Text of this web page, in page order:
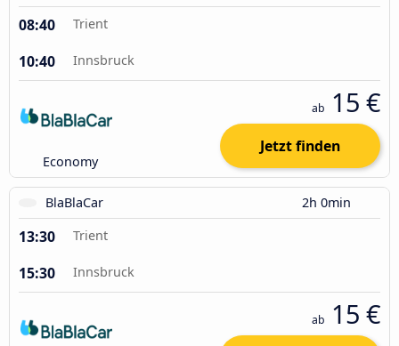
08:40 Trient
10:40 Innsbruck
Economy
ab 15 €
Jetzt finden
BlaBlaCar 2h 0min
13:30 Trient
15:30 Innsbruck
ab 15 €